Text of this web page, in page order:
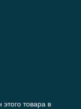
товара в